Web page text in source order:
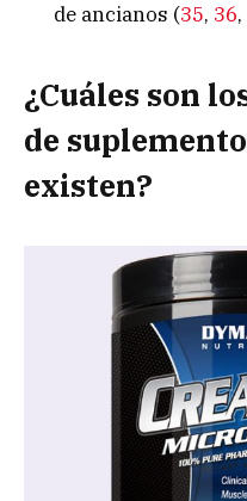
de ancianos (35, 36,
¿Cuáles son
de
existen?